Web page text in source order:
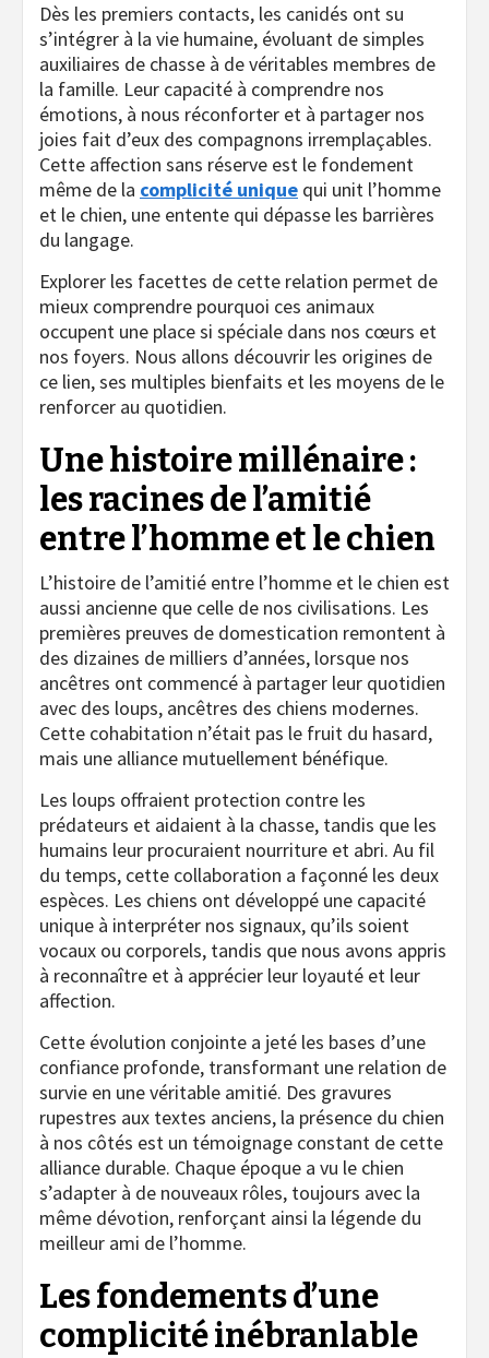
Dès les premiers contacts, les canidés ont su
s’intégrer à la vie humaine, évoluant de simples
auxiliaires de chasse à de véritables membres de
la famille. Leur capacité à comprendre nos
émotions, à nous réconforter et à partager nos
joies fait d’eux des compagnons irremplaçables.
Cette affection sans réserve est le fondement
même de la complicité unique qui unit l’homme
et le chien, une entente qui dépasse les barrières
du langage.
Explorer les facettes de cette relation permet de
mieux comprendre pourquoi ces animaux
occupent une place si spéciale dans nos cœurs et
nos foyers. Nous allons découvrir les origines de
ce lien, ses multiples bienfaits et les moyens de le
renforcer au quotidien.
Une histoire millénaire :
les racines de l’amitié
entre l’homme et le chien
L’histoire de l’amitié entre l’homme et le chien est
aussi ancienne que celle de nos civilisations. Les
premières preuves de domestication remontent à
des dizaines de milliers d’années, lorsque nos
ancêtres ont commencé à partager leur quotidien
avec des loups, ancêtres des chiens modernes.
Cette cohabitation n’était pas le fruit du hasard,
mais une alliance mutuellement bénéfique.
Les loups offraient protection contre les
prédateurs et aidaient à la chasse, tandis que les
humains leur procuraient nourriture et abri. Au fil
du temps, cette collaboration a façonné les deux
espèces. Les chiens ont développé une capacité
unique à interpréter nos signaux, qu’ils soient
vocaux ou corporels, tandis que nous avons appris
à reconnaître et à apprécier leur loyauté et leur
affection.
Cette évolution conjointe a jeté les bases d’une
confiance profonde, transformant une relation de
survie en une véritable amitié. Des gravures
rupestres aux textes anciens, la présence du chien
à nos côtés est un témoignage constant de cette
alliance durable. Chaque époque a vu le chien
s’adapter à de nouveaux rôles, toujours avec la
même dévotion, renforçant ainsi la légende du
meilleur ami de l’homme.
Les fondements d’une
complicité inébranlable